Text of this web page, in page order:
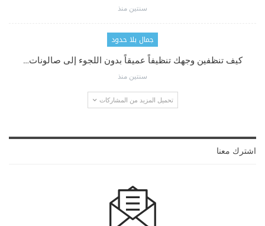
سنتين منذ
جمال بلا حدود
كيف تنظفين وجهك تنظيفاً عميقاً بدون اللجوء إلى صالونات…
سنتين منذ
تحميل المزيد من المشاركات
اشترك معنا